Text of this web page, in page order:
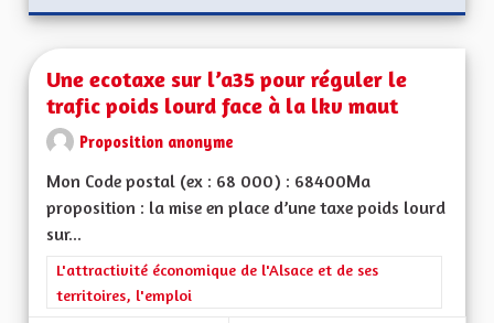
Une ecotaxe sur l’a35 pour réguler le
trafic poids lourd face à la lkv maut
Proposition anonyme
Mon Code postal (ex : 68 000) : 68400Ma
proposition : la mise en place d’une taxe poids lourd
sur...
Filtrer les résultats de la catégorie : L'attractivité
L'attractivité économique de l'Alsace et de ses
territoires, l'emploi